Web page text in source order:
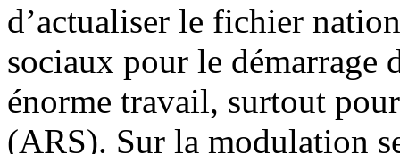
d’actualiser le fichier
sociaux pour le démarrage
énorme travail, surtout
(ARS). Sur la modulation